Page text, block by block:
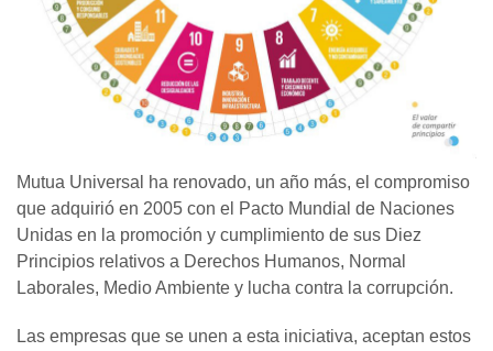
Mutua Universal ha renovado, un año más, el compromiso
que adquirió en 2005 con el Pacto Mundial de Naciones
Unidas en la promoción y cumplimiento de sus Diez
Principios relativos a Derechos Humanos, Normal
Laborales, Medio Ambiente y lucha contra la corrupción.
Las empresas que se unen a esta iniciativa, aceptan estos